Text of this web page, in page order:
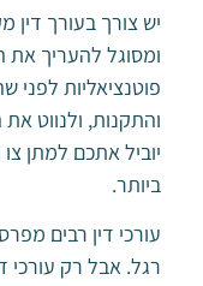
יש צורך בעורך דין
ומסוגל להעריך את
פוטנציאליות לפני
והתקנות, ולנווט
יוביל אתכם למתן
ביותר.
עורכי דין רבים
רגל. אבל רק עורכי